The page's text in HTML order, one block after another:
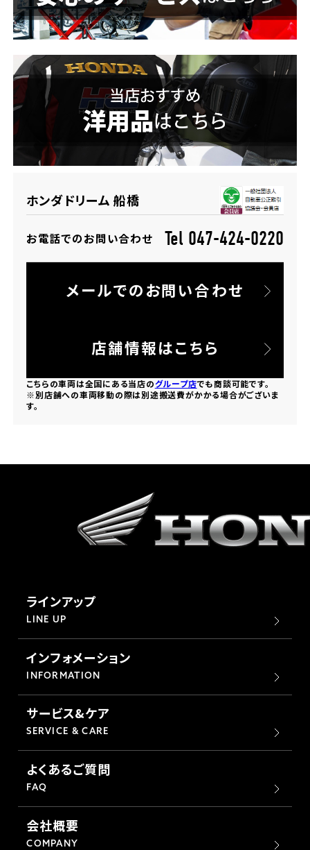
ホンダドリーム 船橋
お電話でのお問い合わせ Tel 047-424-0220
メールでのお問い合わせ
店舗情報はこちら
こちらの車両は全国にある当店のグループ店でも商談可能です。
※別店舗への車両移動の際は別途搬送費がかかる場合がございま
す。
ラインアップ
LINE UP
インフォメーション
INFORMATION
サービス&ケア
SERVICE & CARE
よくあるご質問
FAQ
会社概要
COMPANY
ホンダドリーム 船橋
ホンダドリーム 松戸
ホンダドリーム 蘇我
埼玉県
ホンダドリーム 所沢
ホンダドリーム 大宮
ホンダドリーム 水戸北
奈良県
ホンダドリーム 奈良